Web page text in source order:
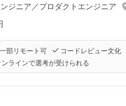
ジニア／プロダクトエンジニア
部リモート可 コードレビュー文化
ラインで選考が受けられる